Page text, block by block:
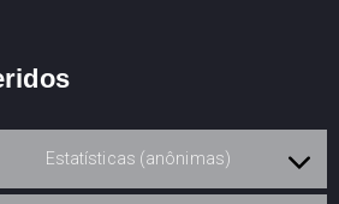
Estatísticas (anônimas)